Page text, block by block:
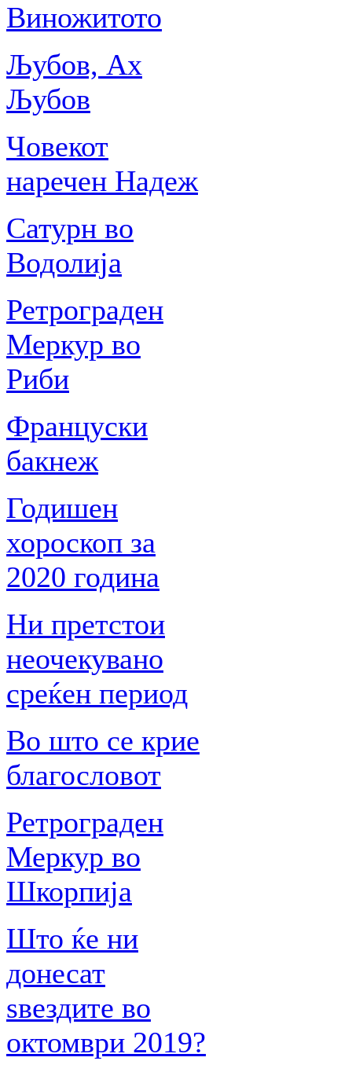
Виножитото
Љубов, Ах
Љубов
Човекот
наречен Надеж
Сатурн во
Водолија
Ретрограден
Меркур во
Риби
Француски
бакнеж
Годишен
хороскоп за
2020 година
Ни претстои
неочекувано
среќен период
Во што се крие
благословот
Ретрограден
Меркур во
Шкорпија
Што ќе ни
донесат
ѕвездите во
октомври 2019?